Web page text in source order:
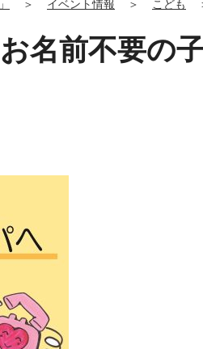
＞ イベント情報 ＞ こども
名前不要